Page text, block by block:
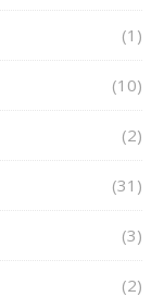
(1)
(10)
(2)
(31)
(3)
(2)